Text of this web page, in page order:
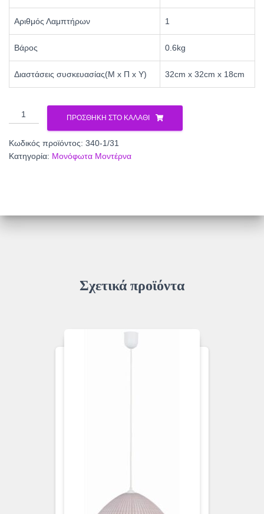
Αριθμός Λαμπτήρων 1
Βάρος 0.6kg
Διαστάσεις συσκευασίας(Μ x Π x Υ) 32cm x 32cm x 18cm
ΜΟΝΟΦΩΤΟ
ΑΛΟΥΜΙΝΙΟΥ
ποσότητα
ΠΡΟΣΘΉΚΗ ΣΤΟ ΚΑΛΆΘΙ
Κωδικός προϊόντος: 340-1/31
Κατηγορία: Μονόφωτα Μοντέρνα
Σχετικά προϊόντα